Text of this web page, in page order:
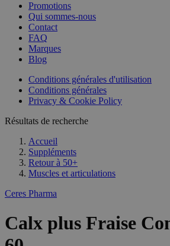
Promotions
Qui sommes-nous
Contact
FAQ
Marques
Blog
Conditions générales d'utilisation
Conditions générales
Privacy & Cookie Policy
Résultats de recherche
Accueil
Suppléments
Retour à 50+
Muscles et articulations
Ceres Pharma
Calx plus Fraise